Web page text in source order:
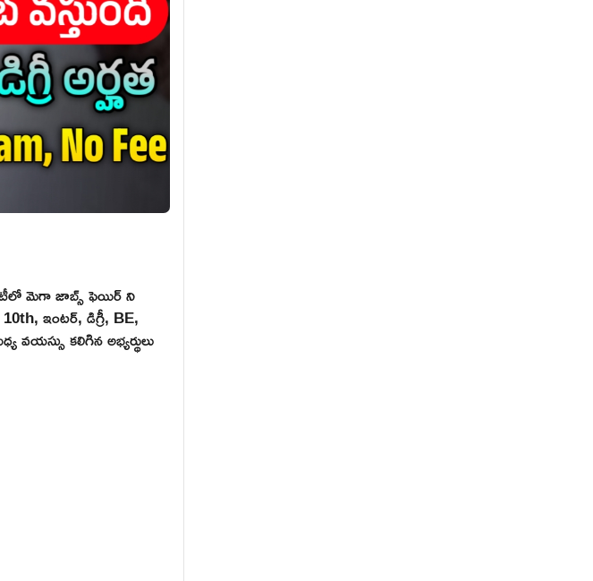
మెగా జాబ్స్ ఫెయిర్ ని
ఇంటర్, డిగ్రీ, BE,
వయస్సు కలిగిన అభ్యర్థులు